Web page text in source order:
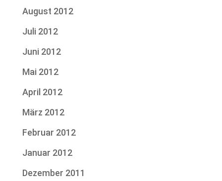
August 2012
Juli 2012
Juni 2012
Mai 2012
April 2012
März 2012
Februar 2012
Januar 2012
Dezember 2011